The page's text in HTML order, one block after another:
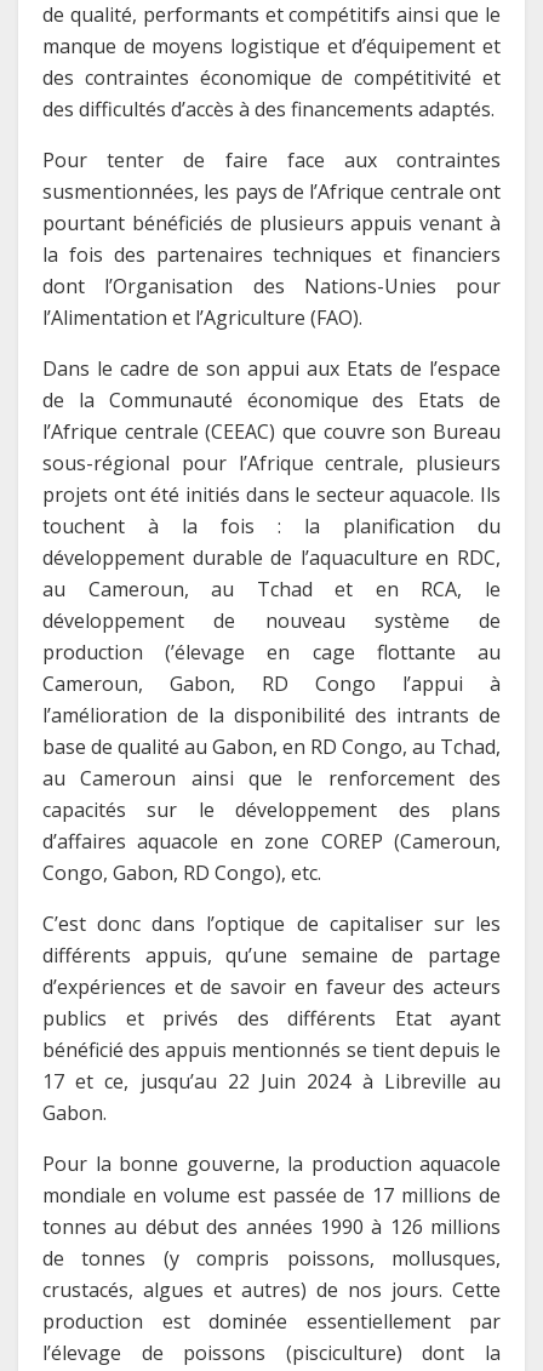
de qualité, performants et compétitifs ainsi que le
manque de moyens logistique et d’équipement et
des contraintes économique de compétitivité et
des difficultés d’accès à des financements adaptés.
Pour tenter de faire face aux contraintes
susmentionnées, les pays de l’Afrique centrale ont
pourtant bénéficiés de plusieurs appuis venant à
la fois des partenaires techniques et financiers
dont l’Organisation des Nations-Unies pour
l’Alimentation et l’Agriculture (FAO).
Dans le cadre de son appui aux Etats de l’espace
de la Communauté économique des Etats de
l’Afrique centrale (CEEAC) que couvre son Bureau
sous-régional pour l’Afrique centrale, plusieurs
projets ont été initiés dans le secteur aquacole. Ils
touchent à la fois : la planification du
développement durable de l’aquaculture en RDC,
au Cameroun, au Tchad et en RCA, le
développement de nouveau système de
production (’élevage en cage flottante au
Cameroun, Gabon, RD Congo l’appui à
l’amélioration de la disponibilité des intrants de
base de qualité au Gabon, en RD Congo, au Tchad,
au Cameroun ainsi que le renforcement des
capacités sur le développement des plans
d’affaires aquacole en zone COREP (Cameroun,
Congo, Gabon, RD Congo), etc.
C’est donc dans l’optique de capitaliser sur les
différents appuis, qu’une semaine de partage
d’expériences et de savoir en faveur des acteurs
publics et privés des différents Etat ayant
bénéficié des appuis mentionnés se tient depuis le
17 et ce, jusqu’au 22 Juin 2024 à Libreville au
Gabon.
Pour la bonne gouverne, la production aquacole
mondiale en volume est passée de 17 millions de
tonnes au début des années 1990 à 126 millions
de tonnes (y compris poissons, mollusques,
crustacés, algues et autres) de nos jours. Cette
production est dominée essentiellement par
l’élevage de poissons (pisciculture) dont la